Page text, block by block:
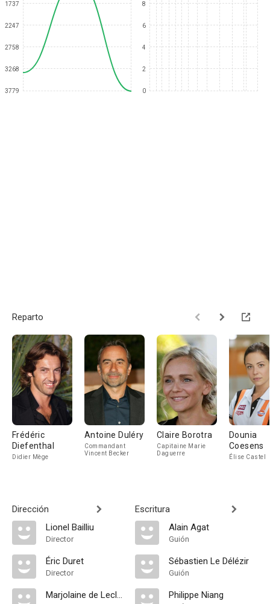
1737
2247
2758
3268
3779
8
6
4
2
0
Reparto
Frédéric
Diefenthal
Didier Mège
Antoine Duléry
Commandant
Vincent Becker
Claire Borotra
Capitaine Marie
Daguerre
Dounia
Coesens
Élise Castel
Dirección
Lionel Bailliu
Director
Éric Duret
Director
Marjolaine de Lecluse
Escritura
Alain Agat
Guión
Sébastien Le Délézir
Guión
Philippe Niang